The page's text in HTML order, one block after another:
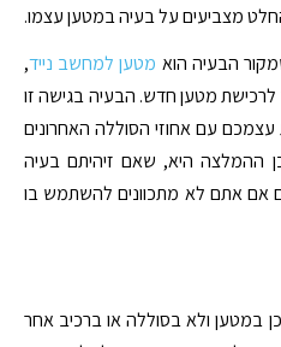
מצביעים על בעיה במטען עצמו.
הבעיה הוא מטען למחשב נייד,
מטען חדש. הבעיה בגישה זו
עם אחוזי הסוללה האחרונים
ההמלצה היא, שאם זיהיתם בעיה
אתם לא מתכוונים להשתמש בו
במטען ולא בסוללה או ברכיב אחר